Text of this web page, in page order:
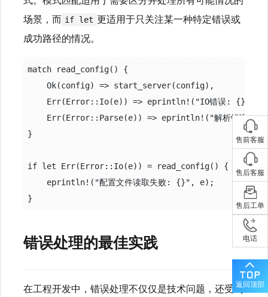
场景，而 if let 更适用于只关注某一种特定错误或
成功路径的情况。
match read_config() {
    Ok(config) => start_server(config),
Err(Error::Io(e)) => eprintln!("IO错误: {}",
Err(Error::Parse(e)) => eprintln!("解析错误:
}
if let Err(Error::Io(e)) = read_config() {
    eprintln!("配置文件读取失败: {}", e);
错误处理的最佳实践
在工程开发中，错误处理不仅仅是技术问题，还受到
售前客服
售后客服
售后工单
电话
返回顶部